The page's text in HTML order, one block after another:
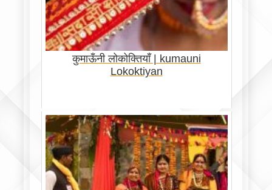
कुमाऊँनी लोकोक्तियाँ | kumauni
Lokoktiyan